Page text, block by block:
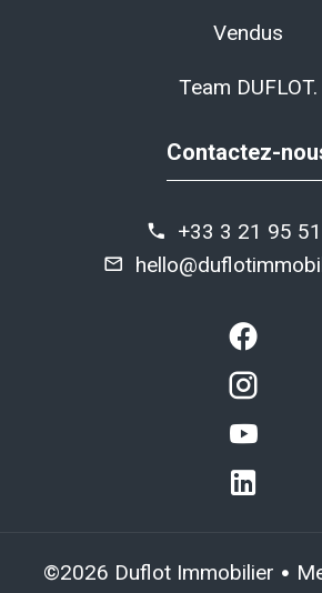
Vendus
Team DUFLOT.
Contactez-
+33 3 21 95
©2026 Duflot Immobilier